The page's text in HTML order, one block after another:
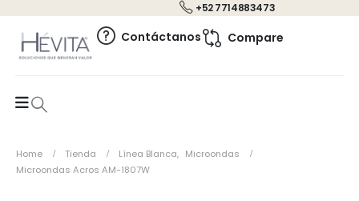
+52 7714883473
Contáctanos Compare
Home Tienda Línea Blanca, Microondas
Microondas Acros AM-1807W